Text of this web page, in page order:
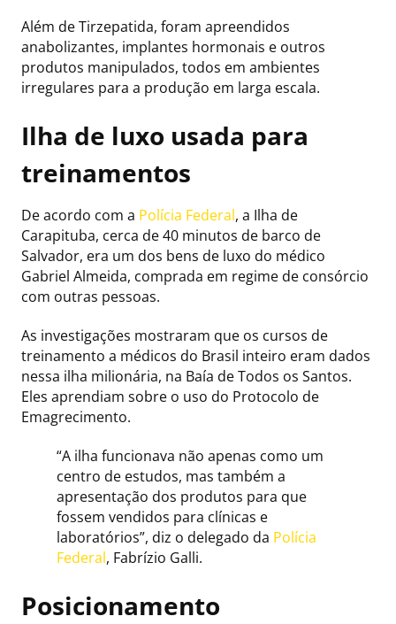
Além de Tirzepatida, foram apreendidos
anabolizantes, implantes hormonais e outros
produtos manipulados, todos em ambientes
irregulares para a produção em larga escala.
Ilha de luxo usada para
treinamentos
De acordo com a Polícia Federal, a Ilha de
Carapituba, cerca de 40 minutos de barco de
Salvador, era um dos bens de luxo do médico
Gabriel Almeida, comprada em regime de consórcio
com outras pessoas.
As investigações mostraram que os cursos de
treinamento a médicos do Brasil inteiro eram dados
nessa ilha milionária, na Baía de Todos os Santos.
Eles aprendiam sobre o uso do Protocolo de
Emagrecimento.
“A ilha funcionava não apenas como um
centro de estudos, mas também a
apresentação dos produtos para que
fossem vendidos para clínicas e
laboratórios”, diz o delegado da Polícia
Federal, Fabrízio Galli.
Posicionamento